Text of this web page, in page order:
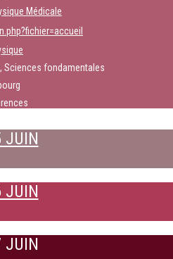
Médicale
Sciences fondamentales
JUIN
JUIN
JUIN